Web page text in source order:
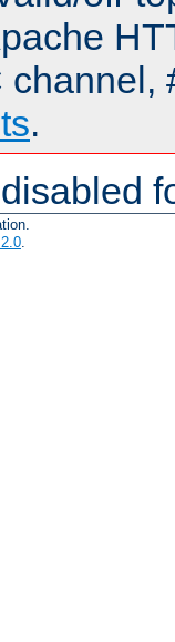
channel,
.
.